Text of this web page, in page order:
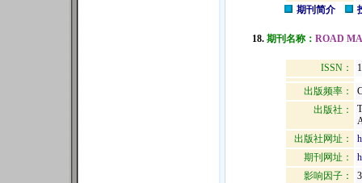
期刊简介
18. 期刊名称： ROAD
ISSN：
出版频率：
出版社：
出版社网址：
期刊网址：
影响因子：